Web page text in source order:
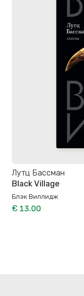
Лутц Бассман
Black Village
Блэк Виллидж
€ 13.00